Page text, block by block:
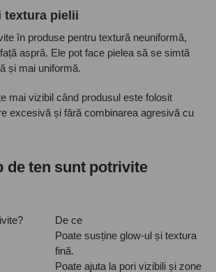
textura pielii
în produse pentru textură neuniformă,
aspră. Ele pot face pielea să se simtă
și mai uniformă.
mai vizibil când produsul este folosit
excesivă și fără combinarea agresivă cu
de ten sunt potrivite
De ce
Poate susține glow-ul și textura
fină.
Poate ajuta la pori vizibili și zone